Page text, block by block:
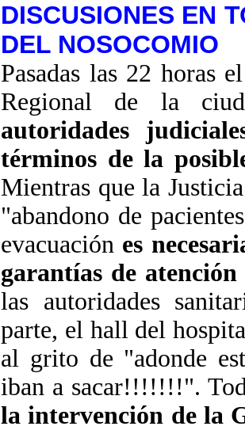
DISCUSIONES EN
DEL NOSOCOMIO
Pasadas las 22 horas
Regional de la
autoridades
términos de la
Mientras que la
"abandono de
evacuación es
garantías de
las autoridades
parte, el hall del
al grito de "adonde
iban a sacar!!!!!!!".
la intervención de la